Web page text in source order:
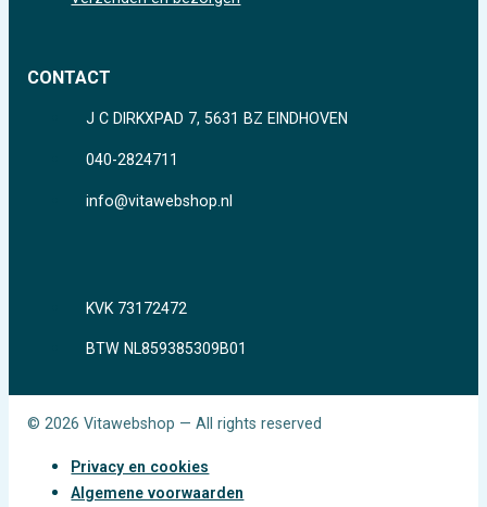
CONTACT
J C DIRKXPAD 7, 5631 BZ EINDHOVEN
040-2824711
info@vitawebshop.nl
KVK 73172472
BTW NL859385309B01
© 2026 Vitawebshop — All rights reserved
Privacy en cookies
Algemene voorwaarden